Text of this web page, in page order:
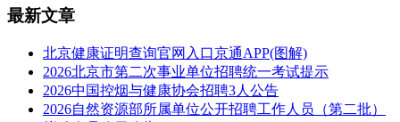
最新文章
北京健康证明查询官网入口京通APP(图解)
2026北京市第二次事业单位招聘统一考试提示
2026中国控烟与健康协会招聘3人公告
2026自然资源部所属单位公开招聘工作人员（第二批）